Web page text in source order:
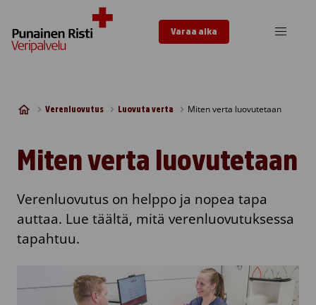
Varaa aika
Verenluovutus Luovuta verta Miten verta luovutetaan
Miten verta luovutetaan
Verenluovutus on helppo ja nopea tapa
auttaa. Lue täältä, mitä verenluovutuksessa
tapahtuu.